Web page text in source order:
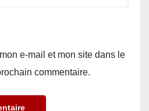
e-mail et mon site dans le
commentaire.